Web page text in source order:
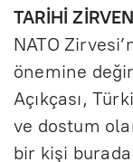
TARİHİ
NATO
önemine
Açıkçası,
ve dostum
bir kişi